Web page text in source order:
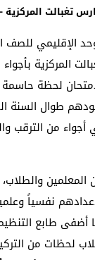
المركزية –
الإقليمي
المركزية
لحظة
طوال السنة
أجواء من الترقب
نفسياً
أضفى طابع
لحظات من